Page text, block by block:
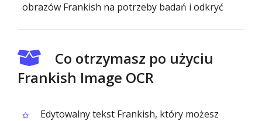
obrazów Frankish na potrzeby badań i odkryć
Co otrzymasz po użyciu
Frankish Image OCR
Edytowalny tekst Frankish, który możesz